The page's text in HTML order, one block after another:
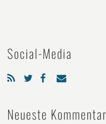
Social-Media
Neueste